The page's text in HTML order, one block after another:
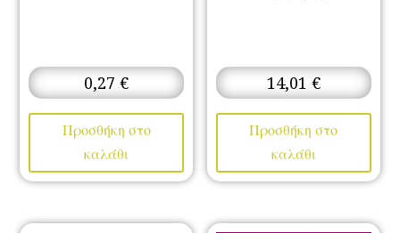
0,27€
Προσθήκη στο
καλάθι
14,01 €
Προσθήκη στο
καλάθι